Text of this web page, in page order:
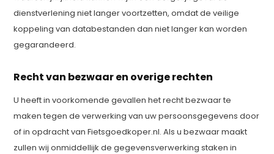
dienstverlening niet langer voortzetten, omdat de veilige
koppeling van databestanden dan niet langer kan worden
gegarandeerd.
Recht van bezwaar en overige rechten
U heeft in voorkomende gevallen het recht bezwaar te
maken tegen de verwerking van uw persoonsgegevens door
of in opdracht van Fietsgoedkoper.nl. Als u bezwaar maakt
zullen wij onmiddellijk de gegevensverwerking staken in